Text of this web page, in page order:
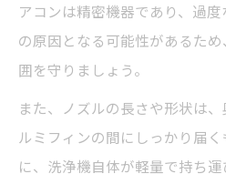
アコンは精密機器であり、過
の原因となる可能性があるた
囲を守りましょう。
また、ノズルの長さや形状は
ルミフィンの間にしっかり届
に、洗浄機自体が軽量で持ち